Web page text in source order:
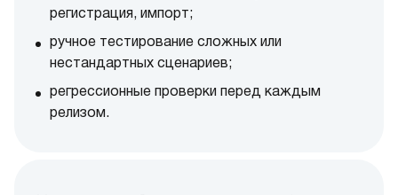
регистрация, импорт;
ручное тестирование сложных или
нестандартных сценариев;
регрессионные проверки перед каждым
релизом.